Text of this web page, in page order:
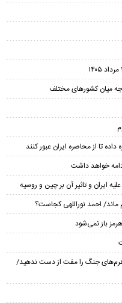
خواهد داشت
ایران و تاثیر آن بر چین و روسیه
ماند/ احمد نوراللهی کجاست؟
باز نمی‌شود
اهرم‌های جنگ را مفت از دست ندهید/